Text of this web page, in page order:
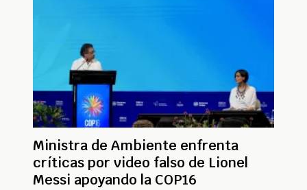
Ministra de Ambiente enfrenta
críticas por video falso de Lionel
Messi apoyando la COP16